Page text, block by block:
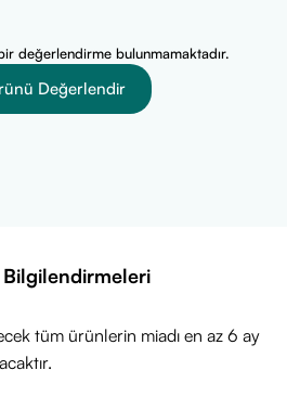
değerlendirme bulunmamaktadır.
Değerlendir
Bilgilendirmeleri
tüm ürünlerin miadı en az 6 ay